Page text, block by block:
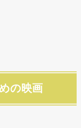
の映画